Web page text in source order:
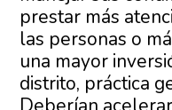
prestar más
las personas o
una mayor
distrito, práctica